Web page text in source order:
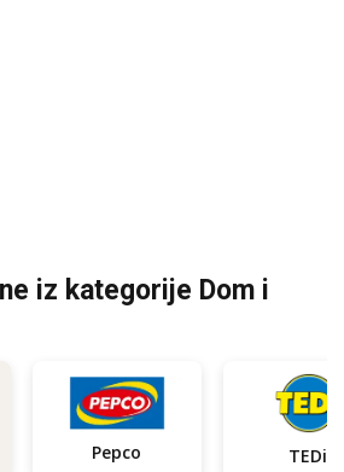
iz kategorije Dom i
Pepco TEDi